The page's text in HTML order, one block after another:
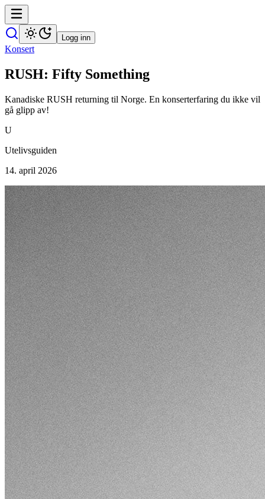
Logg inn
Konsert
RUSH: Fifty Something
Kanadiske RUSH returning til Norge. En konserterfaring du ikke vil
gå glipp av!
U
Utelivsguiden
14. april 2026